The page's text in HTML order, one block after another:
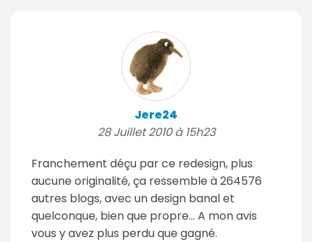
Jere24
28 Juillet 2010 à 15h23
Franchement déçu par ce redesign, plus
aucune originalité, ça ressemble à 264576
autres blogs, avec un design banal et
quelconque, bien que propre... A mon avis
vous y avez plus perdu que gagné.